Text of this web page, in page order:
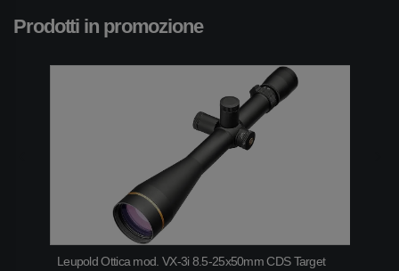
Prodotti in promozione
Leupold Ottica mod. VX-3i 8.5-25x50mm CDS Target